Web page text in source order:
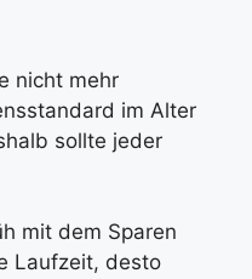
nicht mehr
im Alter
sollte jeder
mit dem Sparen
Laufzeit, desto